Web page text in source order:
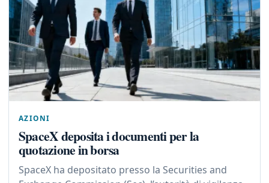
AZIONI
SpaceX deposita i documenti per la
quotazione in borsa
SpaceX ha depositato presso la Securities and